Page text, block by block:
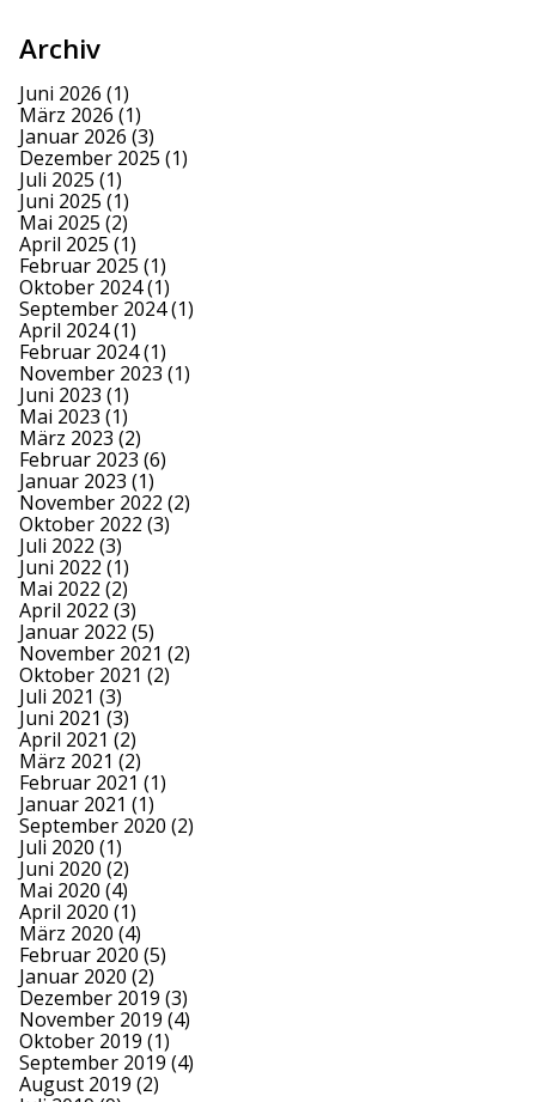
Archiv
Juni 2026 (1)
März 2026 (1)
Januar 2026 (3)
Dezember 2025 (1)
Juli 2025 (1)
Juni 2025 (1)
Mai 2025 (2)
April 2025 (1)
Februar 2025 (1)
Oktober 2024(1)
September 2024(1)
April 2024(1)
Februar 2024(1)
November 2023 (1)
Juni 2023 (1)
Mai 2023 (1)
März 2023 (2)
Februar 2023 (6)
Januar 2023 (1)
November 2022 (2)
Oktober 2022 (3)
Juli 2022 (3)
Juni 2022 (1)
Mai 2022 (2)
April 2022 (3)
Januar 2022 (5)
November 2021 (2)
Oktober 2021 (2)
Juli 2021 (3)
Juni 2021 (3)
April 2021 (2)
März 2021 (2)
Februar 2021 (1)
Januar 2021 (1)
September 2020 (2)
Juli 2020 (1)
Juni 2020 (2)
Mai 2020 (4)
April 2020 (1)
März 2020 (4)
Februar 2020 (5)
Januar 2020 (2)
Dezember 2019 (3)
November 2019 (4)
Oktober 2019 (1)
September 2019 (4)
August 2019 (2)